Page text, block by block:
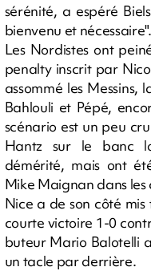
sérénité, a espéré
bienvenu et nécessaire".
Les Nordistes ont
penalty inscrit par
assommé les
Bahlouli et Pépé,
scénario est un peu
Hantz sur le banc
démérité, mais ont
Mike Maignan dans les
Nice a de son côté
courte victoire 1-0
buteur Mario Balotelli
un tacle par derrière.